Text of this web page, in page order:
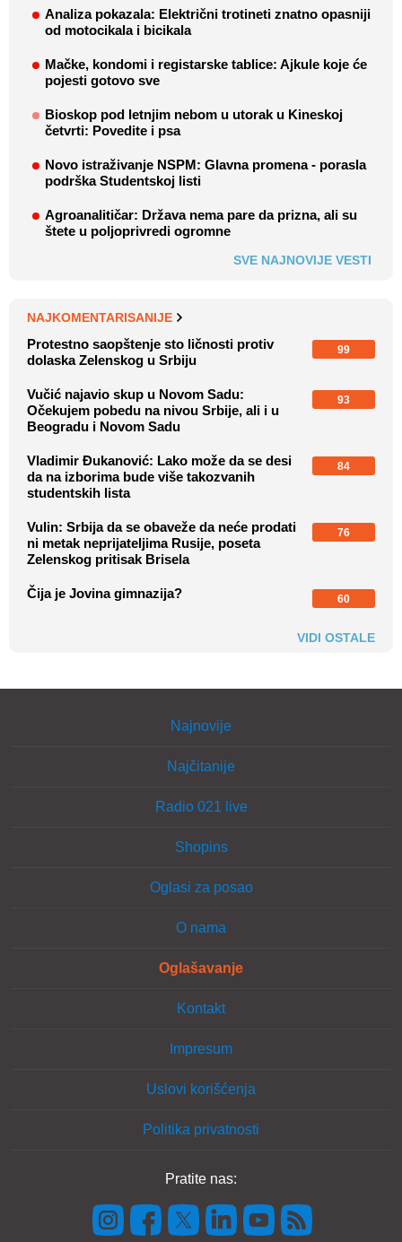
Analiza pokazala: Električni trotineti znatno opasniji
od motocikala i bicikala
Mačke, kondomi i registarske tablice: Ajkule koje će
pojesti gotovo sve
Bioskop pod letnjim nebom u utorak u Kineskoj
četvrti: Povedite i psa
Novo istraživanje NSPM: Glavna promena - porasla
podrška Studentskoj listi
Agroanalitičar: Država nema pare da prizna, ali su
štete u poljoprivredi ogromne
SVE NAJNOVIJE VESTI
NAJKOMENTARISANIJE
Protestno saopštenje sto ličnosti protiv
dolaska Zelenskog u Srbiju
99
Vučić najavio skup u Novom Sadu:
Očekujem pobedu na nivou Srbije, ali i u
Beogradu i Novom Sadu
93
Vladimir Đukanović: Lako može da se desi
da na izborima bude više takozvanih
studentskih lista
84
Vulin: Srbija da se obaveže da neće prodati
ni metak neprijateljima Rusije, poseta
Zelenskog pritisak Brisela
76
Čija je Jovina gimnazija? 60
VIDI OSTALE
Najnovije
Najčitanije
Radio 021 live
Shopins
Oglasi za posao
O nama
Oglašavanje
Kontakt
Impresum
Uslovi korišćenja
Politika privatnosti
Pratite nas: